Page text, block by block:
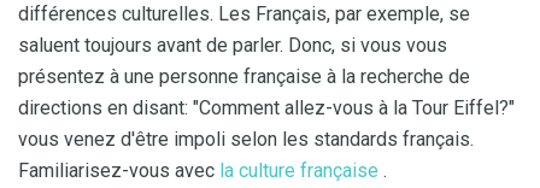
différences culturelles. Les Français, par exemple, se
saluent toujours avant de parler. Donc, si vous vous
présentez à une personne française à la recherche de
directions en disant: "Comment allez-vous à la Tour Eiffel?"
vous venez d'être impoli selon les standards français.
Familiarisez-vous avec la culture française .